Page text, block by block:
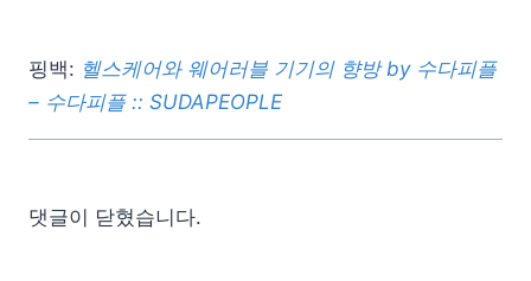
핑백: 헬스케어와 웨어러블 기기의 향방 by 수다피플
– 수다피플 :: SUDAPEOPLE
댓글이 닫혔습니다.